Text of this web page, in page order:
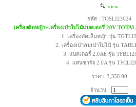
view
รหัส : TOSLI23024
เครื่องตัดหญ้า+เครื่องเป่าใบไม้แบตเตอรี่ 20V
1. เครื่องตัดเล็มหญ้า รุ่น
2. เครื่องเป่าลมเป่าใบไม้ รุ่น
3. แบตเตอรี่ 2.0Ah รุ่น
4. แท่นชาร์จ 2.0A รุ่น
ราคา: 3,350.00
จำนวน :